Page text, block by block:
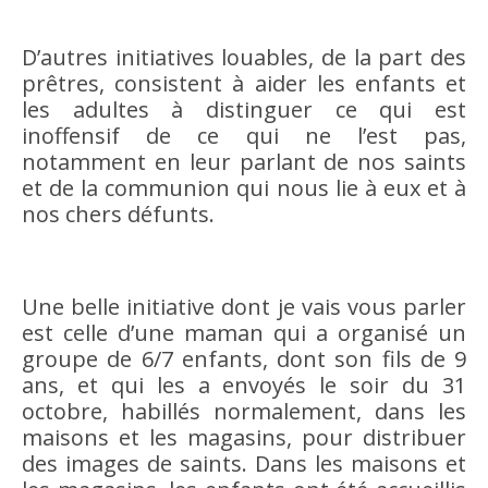
D’autres initiatives louables, de la part des
prêtres, consistent à aider les enfants et
les adultes à distinguer ce qui est
inoffensif de ce qui ne l’est pas,
notamment en leur parlant de nos saints
et de la communion qui nous lie à eux et à
nos chers défunts.
Une belle initiative dont je vais vous parler
est celle d’une maman qui a organisé un
groupe de 6/7 enfants, dont son fils de 9
ans, et qui les a envoyés le soir du 31
octobre, habillés normalement, dans les
maisons et les magasins, pour distribuer
des images de saints. Dans les maisons et